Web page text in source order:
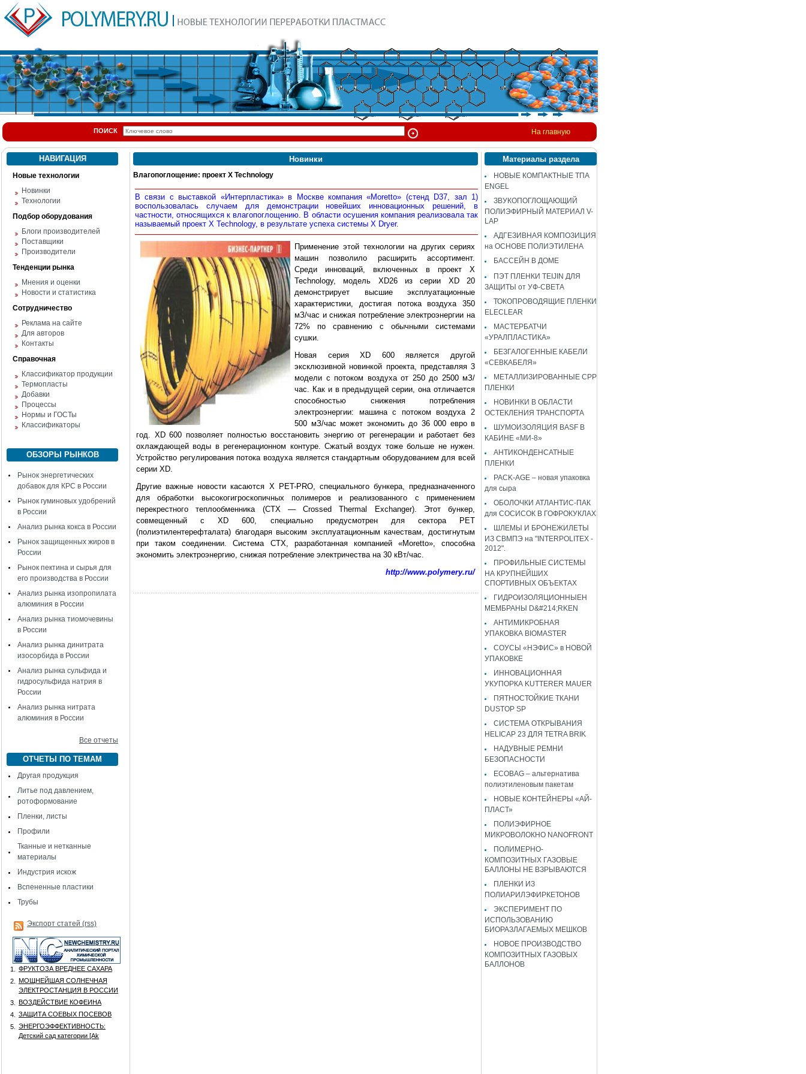
ПОИСК На главную
НАВИГАЦИЯ
Новые технологии
Новинки
Технологии
Подбор оборудования
Блоги производителей
Поставщики
Производители
Тенденции рынка
Мнения и оценки
Новости и статистика
Сотрудничество
Реклама на сайте
Для авторов
Контакты
Справочная
Классификатор продукции
Термопласты
Добавки
Процессы
Нормы и ГОСТы
Классификаторы
ОБЗОРЫ РЫНКОВ
Рынок энергетических
добавок для КРС в России
Рынок гуминовых удобрений
в России
Анализ рынка кокса в России
Рынок защищенных жиров в
России
Рынок пектина и сырья для
его производства в России
Анализ рынка изопропилата
алюминия в России
Анализ рынка тиомочевины
в России
Анализ рынка динитрата
изосорбида в России
Анализ рынка сульфида и
гидросульфида натрия в
России
Анализ рынка нитрата
алюминия в России
Все отчеты
ОТЧЕТЫ ПО ТЕМАМ
Другая продукция
Литье под давлением,
ротоформование
Пленки, листы
Профили
Тканные и нетканные
материалы
Индустрия искож
Вспененные пластики
Трубы
Экспорт статей (rss)
1.
ФРУКТОЗА ВРЕДНЕЕ САХАРА
2.
МОЩНЕЙШАЯ СОЛНЕЧНАЯ
ЭЛЕКТРОСТАНЦИЯ В РОССИИ
3.
ВОЗДЕЙСТВИЕ КОФЕИНА
4.
ЗАЩИТА СОЕВЫХ ПОСЕВОВ
5.
ЭНЕРГОЭФФЕКТИВНОСТЬ:
Детский сад категории [Аk
Новинки
Влагопоглощение: проект X Technology
В связи с выставкой «Интерпластика» в Москве компания «Moretto» (стенд D37, зал 1)
воспользовалась случаем для демонстрации новейших инновационных решений, в
частности, относящихся к влагопоглощению. В области осушения компания реализовала так
называемый проект X Technology, в результате успеха системы X Dryer.
Применение этой технологии на других сериях
машин позволило расширить ассортимент.
Среди инноваций, включенных в проект X
Technology, модель XD26 из серии XD 20
демонстрирует высшие эксплуатационные
характеристики, достигая потока воздуха 350
мЗ/час и снижая потребление электроэнергии на
72% по сравнению с обычными системами
сушки.
Новая серия XD 600 является другой
эксклюзивной новинкой проекта, представляя 3
модели с потоком воздуха от 250 до 2500 мЗ/
час. Как и в предыдущей серии, она отличается
способностью снижения потребления
электроэнергии: машина с потоком воздуха 2
500 мЗ/час может экономить до 36 000 евро в
год. XD 600 позволяет полностью восстановить энергию от регенерации и работает без
охлаждающей воды в регенерационном контуре. Сжатый воздух тоже больше не нужен.
Устройство регулирования потока воздуха является стандартным оборудованием для всей
серии XD.
Другие важные новости касаются X PET-PRO, специального бункера, предназначенного
для обработки высокогигроскопичных полимеров и реализованного с применением
перекрестного теплообменника (СТХ — Crossed Thermal Exchanger). Этот бункер,
совмещенный с XD 600, специально предусмотрен для сектора PET
(полиэтилентерефталата) благодаря высоким эксплуатационным качествам, достигнутым
при таком соединении. Система СТХ, разработанная компанией «Moretto», способна
экономить электроэнергию, снижая потребление электричества на 30 кВт/час.
http://www.polymery.ru/
Материалы раздела
НОВЫЕ КОМПАКТНЫЕ ТПА
ENGEL
ЗВУКОПОГЛОЩАЮЩИЙ
ПОЛИЭФИРНЫЙ МАТЕРИАЛ V-
LAP
АДГЕЗИВНАЯ КОМПОЗИЦИЯ
на ОСНОВЕ ПОЛИЭТИЛЕНА
БАССЕЙН В ДОМЕ
ПЭТ ПЛЕНКИ TEIJIN ДЛЯ
ЗАЩИТЫ от УФ-СВЕТА
ТОКОПРОВОДЯЩИЕ ПЛЕНКИ
ELECLEAR
МАСТЕРБАТЧИ
«УРАЛПЛАСТИКА»
БЕЗГАЛОГЕННЫЕ КАБЕЛИ
«СЕВКАБЕЛЯ»
МЕТАЛЛИЗИРОВАННЫЕ CPP
ПЛЕНКИ
НОВИНКИ В ОБЛАСТИ
ОСТЕКЛЕНИЯ ТРАНСПОРТА
ШУМОИЗОЛЯЦИЯ BASF В
КАБИНЕ «МИ-8»
АНТИКОНДЕНСАТНЫЕ
ПЛЕНКИ
PACK-AGE – новая упаковка
для сыра
ОБОЛОЧКИ АТЛАНТИС-ПАК
для СОСИСОК В ГОФРОКУКЛАХ
ШЛЕМЫ И БРОНЕЖИЛЕТЫ
ИЗ СВМПЭ на "INTERPOLITEX -
2012".
ПРОФИЛЬНЫЕ СИСТЕМЫ
НА КРУПНЕЙШИХ
СПОРТИВНЫХ ОБЪЕКТАХ
ГИДРОИЗОЛЯЦИОННЫЕН
МЕМБРАНЫ D&#214;RKEN
АНТИМИКРОБНАЯ
УПАКОВКА BIOMASTER
СОУСЫ «НЭФИС» в НОВОЙ
УПАКОВКЕ
ИННОВАЦИОННАЯ
УКУПОРКА KUTTERER MAUER
ПЯТНОСТОЙКИЕ ТКАНИ
DUSTOP SP
СИСТЕМА ОТКРЫВАНИЯ
HELICAP 23 ДЛЯ TETRA BRIK
НАДУВНЫЕ РЕМНИ
БЕЗОПАСНОСТИ
ECOBAG – альтернатива
полиэтиленовым пакетам
НОВЫЕ КОНТЕЙНЕРЫ «АЙ-
ПЛАСТ»
ПОЛИЭФИРНОЕ
МИКРОВОЛОКНО NANOFRONT
ПОЛИМЕРНО-
КОМПОЗИТНЫХ ГАЗОВЫЕ
БАЛЛОНЫ НЕ ВЗРЫВАЮТСЯ
ПЛЕНКИ ИЗ
ПОЛИАРИЛЭФИРКЕТОНОВ
ЭКСПЕРИМЕНТ ПО
ИСПОЛЬЗОВАНИЮ
БИОРАЗЛАГАЕМЫХ МЕШКОВ
НОВОЕ ПРОИЗВОДСТВО
КОМПОЗИТНЫХ ГАЗОВЫХ
БАЛЛОНОВ